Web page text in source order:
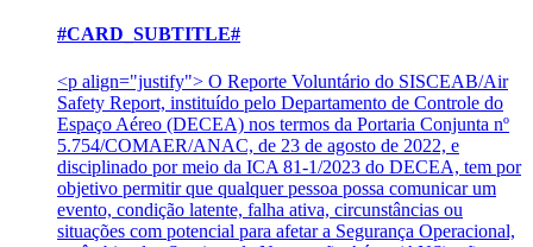
#CARD_SUBTITLE#
<p align="justify"> O Reporte Voluntário do SISCEAB/Air
Safety Report, instituído pelo Departamento de Controle do
Espaço Aéreo (DECEA) nos termos da Portaria Conjunta nº
5.754/COMAER/ANAC, de 23 de agosto de 2022, e
disciplinado por meio da ICA 81-1/2023 do DECEA, tem por
objetivo permitir que qualquer pessoa possa comunicar um
evento, condição latente, falha ativa, circunstâncias ou
situações com potencial para afetar a Segurança Operacional,